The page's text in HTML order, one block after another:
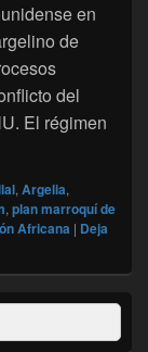
en
de
del
El régimen
,Argelia,
,plan marroquí de
Africana | Deja